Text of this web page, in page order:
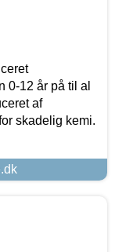
0-12 år på til al
af
skadelig kemi.